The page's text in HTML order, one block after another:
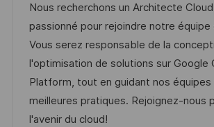
a
l
i
s
a
t
i
t
e
d
’
a
f
f
f
é
r
e
n
c
a
t
é
g
o
r
i
Nous recherchons un Architecte
passionné pour rejoindre notre équipe
Vous serez responsable de la
l'optimisation de solutions sur Google
Platform, tout en guidant nos équipes
meilleures pratiques. Rejoignez-nous
l'avenir du cloud!